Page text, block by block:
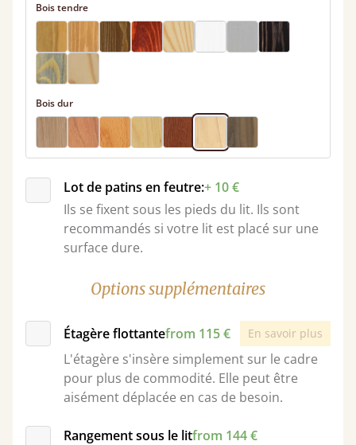
Bois tendre
Bois dur
Lot de patins en feutre:+ 10 €
Ils se fixent sous les pieds du lit. Ils sont
recommandés si votre lit est placé sur une
surface dure.
Options supplémentaires
Étagère flottantefrom 115 € En savoir plus
L'étagère s'insère simplement sur le cadre
pour plus de commodité. Elle peut être
aisément déplacée en cas de besoin.
Rangement sous le litfrom 144 €